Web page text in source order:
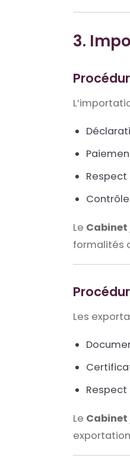
3.
Le Cabinet
formalités
Les
Le Cabinet